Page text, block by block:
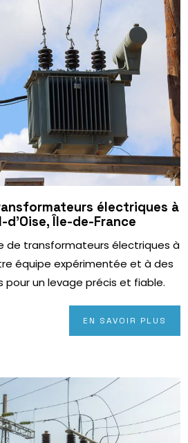
électriques à
Île-de-France
de transformateurs électriques à
équipe expérimentée et à des
un levage précis et fiable.
EN SAVOIR PLUS